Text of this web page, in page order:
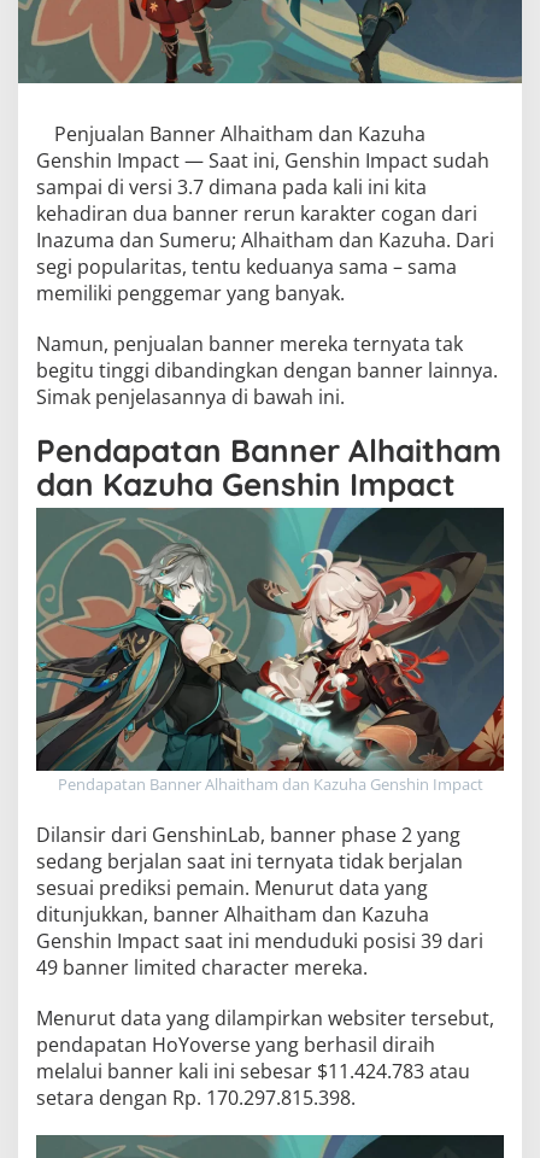
Penjualan Banner Alhaitham dan Kazuha
Genshin Impact — Saat ini, Genshin Impact sudah
sampai di versi 3.7 dimana pada kali ini kita
kehadiran dua banner rerun karakter cogan dari
Inazuma dan Sumeru; Alhaitham dan Kazuha. Dari
segi popularitas, tentu keduanya sama – sama
memiliki penggemar yang banyak.
Namun, penjualan banner mereka ternyata tak
begitu tinggi dibandingkan dengan banner lainnya.
Simak penjelasannya di bawah ini.
Pendapatan Banner Alhaitham
dan Kazuha Genshin Impact
Pendapatan Banner Alhaitham dan Kazuha Genshin Impact
Dilansir dari GenshinLab, banner phase 2 yang
sedang berjalan saat ini ternyata tidak berjalan
sesuai prediksi pemain. Menurut data yang
ditunjukkan, banner Alhaitham dan Kazuha
Genshin Impact saat ini menduduki posisi 39 dari
49 banner limited character mereka.
Menurut data yang dilampirkan websiter tersebut,
pendapatan HoYoverse yang berhasil diraih
melalui banner kali ini sebesar $11.424.783 atau
setara dengan Rp. 170.297.815.398.